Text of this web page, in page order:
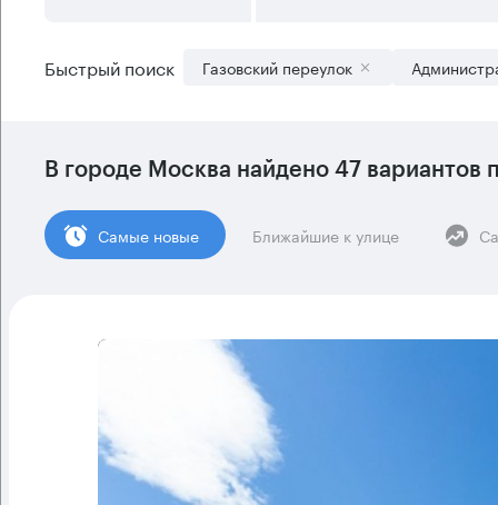
Быстрый поиск Газовский переулок
В городе Москва найдено 47 вариантов
Cамые новые Ближайшие к улице